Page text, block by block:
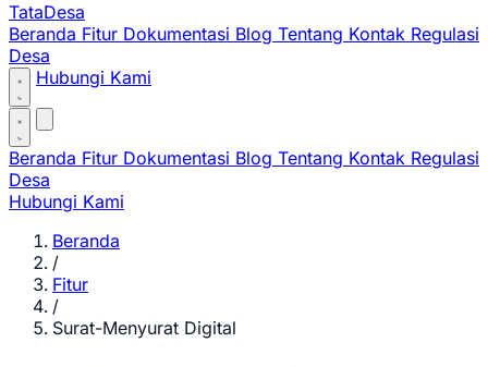
TataDesa
Beranda Fitur Dokumentasi Blog Tentang Kontak Regulasi
Desa
Hubungi Kami
Beranda Fitur Dokumentasi Blog Tentang Kontak Regulasi
Desa
Hubungi Kami
Beranda
/
Fitur
/
Surat-Menyurat Digital